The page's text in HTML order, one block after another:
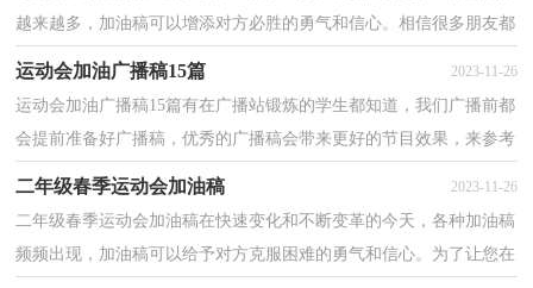
越来越多，加油稿可以增添对方必胜的勇气和信心。相信很多朋友都
运动会加油广播稿15篇 2023-11-26
运动会加油广播稿15篇有在广播站锻炼的学生都知道，我们广播前都
会提前准备好广播稿，优秀的广播稿会带来更好的节目效果，来参考
二年级春季运动会加油稿 2023-11-26
二年级春季运动会加油稿在快速变化和不断变革的今天，各种加油稿
频频出现，加油稿可以给予对方克服困难的勇气和信心。为了让您在